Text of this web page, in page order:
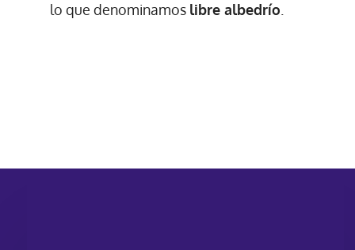
lo que denominamos libre albedrío